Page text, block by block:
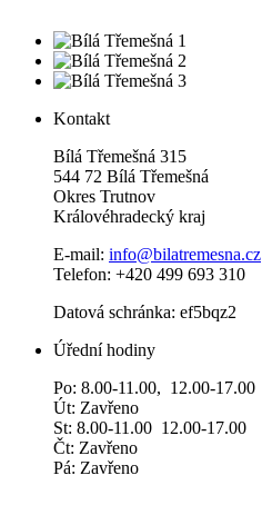
Kontakt
Bílá Třemešná 315
544 72 Bílá Třemešná
Okres Trutnov
Královéhradecký kraj
E-mail: info@bilatremesna.cz
Telefon: +420 499 693 310
Datová schránka: ef5bqz2
Úřední hodiny
Po: 8.00-11.00, 12.00-17.00
Út: Zavřeno
St: 8.00-11.00 12.00-17.00
Čt: Zavřeno
Pá: Zavřeno